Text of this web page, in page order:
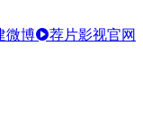
微博
荐片影视官网